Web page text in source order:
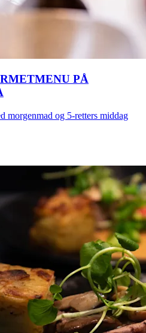
PÅ
morgenmad og 5-retters middag